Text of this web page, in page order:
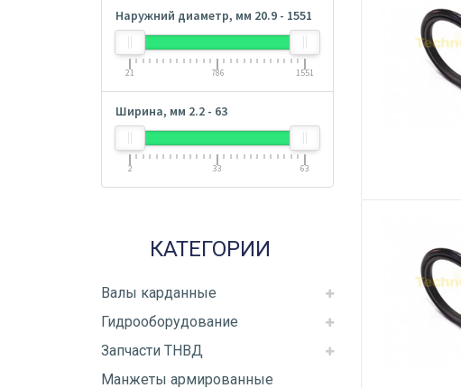
Наружний диаметр, мм 20.9 - 1551
21 786 1551
Ширина, мм 2.2 - 63
2 33 63
КАТЕГОРИИ
Валы карданные
Гидрооборудование
Запчасти ТНВД
Манжеты армированные